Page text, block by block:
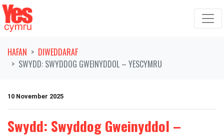
Symud ymlaen o'r llywio
HAFAN
DIWEDDARAF
SWYDD: SWYDDOG GWEINYDDOL – YESCYMRU
10 November 2025
Swydd: Swyddog Gweinyddol –